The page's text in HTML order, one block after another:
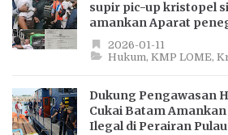
supir pic-up kristopel
amankan Aparat
2026-01-11
Hukum KMP LOME
Dukung Pengawasan
Cukai Batam Amankan
Ilegal di Perairan